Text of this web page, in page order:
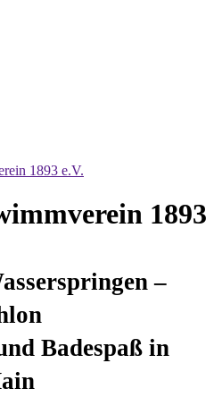
1893
–
Badespaß in